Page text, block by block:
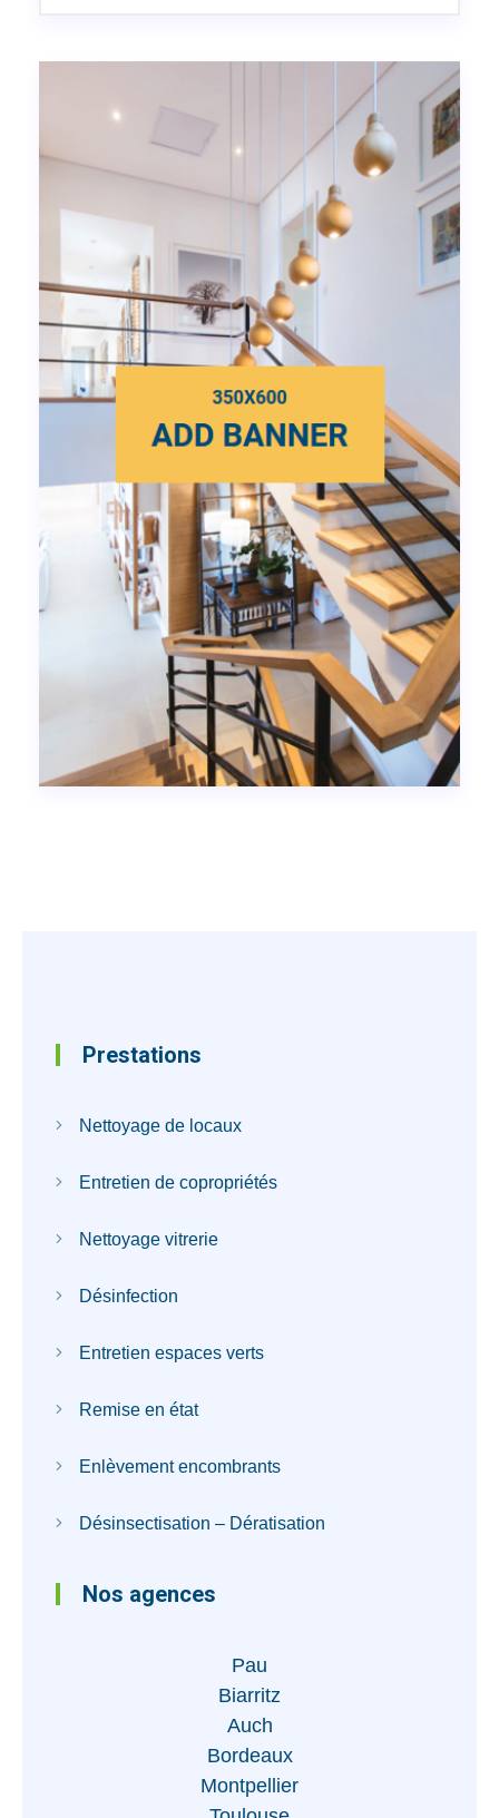
Prestations
Nettoyage de locaux
Entretien de copropriétés
Nettoyage vitrerie
Désinfection
Entretien espaces verts
Remise en état
Enlèvement encombrants
Désinsectisation – Dératisation
Nos agences
Pau
Biarritz
Auch
Bordeaux
Montpellier